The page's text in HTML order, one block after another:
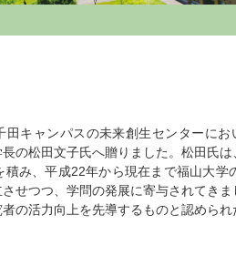
キャンパスの未来創生センターに
長の松田文子氏へ贈りました。松田氏
み、平成22年から現在まで福山大
せつつ、学問の発展に寄与されてきま
の活力向上を先導するものと認めら